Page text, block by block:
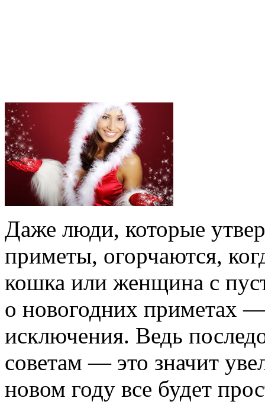
Даже люди, которые
приметы, огорчаются,
кошка или женщина с
о новогодних приметах
исключения. Ведь
советам — это значит
новом году все будет